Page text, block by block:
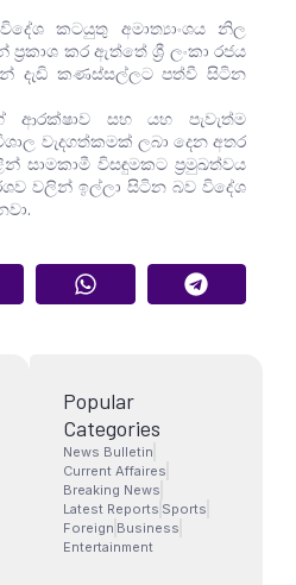
කටයුතු අමාත්‍යාංශය නිල
කර ඇත්තේ ශ්‍රී ලංකා රජය
දැඩි කණස්සල්ලට පත්වී සිටින
ආරක්ෂාව සහ යහ පැවැත්ම
වැදගත්කමක් ලබා දෙන අතර
සාමකාමී විසඳුමකට ප්‍රමුඛත්වය
වලින් ඉල්ලා සිටින බව විදේශ
Popular
Categories
News Bulletin
Current Affaires
Breaking News
Latest Reports Sports
Foreign Business
Entertainment